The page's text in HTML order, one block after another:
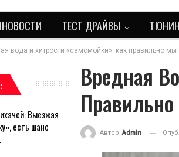
ТЕСТ ДРАЙВЫ
вода и хитрости «самомойки»: как правильно
Вредная
Автор Admin
Выезжая
есть шанс